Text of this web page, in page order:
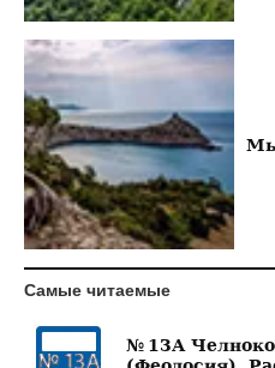
Самые читаемые
№ 13А